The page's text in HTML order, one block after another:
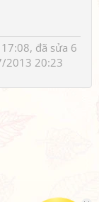
đã sửa 6
2013 20:23